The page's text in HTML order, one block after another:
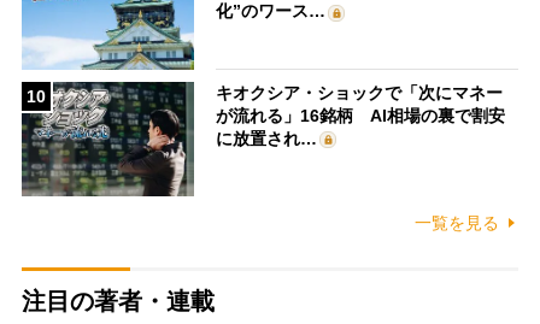
化”のワース…
10
キオクシア・ショックで「次にマネー
が流れる」16銘柄 AI相場の裏で割安
に放置され…
一覧を見る
注目の著者・連載